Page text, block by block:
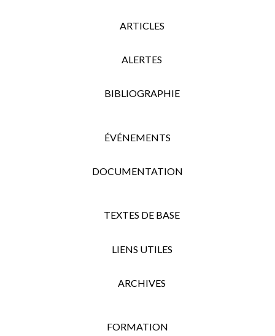
ARTICLES
ALERTES
BIBLIOGRAPHIE
ÉVÉNEMENTS
DOCUMENTATION
TEXTES DE BASE
LIENS UTILES
ARCHIVES
FORMATION